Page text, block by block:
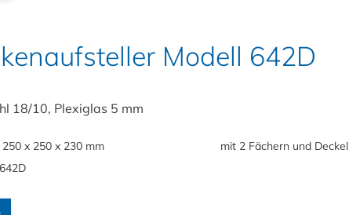
Modell 642D
18/10, Plexiglas 5 mm
250 x 250 x 230 mm
mit 2 Fächern und Deckel